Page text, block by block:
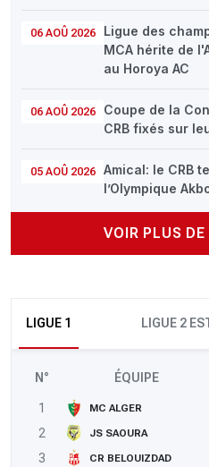
06 AOÛ 2026
Ligue des
MCA hérite de
au Horoya AC
06 AOÛ 2026
Coupe de la
CRB fixés sur
05 AOÛ 2026
Amical: le CRB
l’Olympique
VOIR PLUS
LIGUE 1 LIGUE 2
N° ÉQUIPE
1 MC ALGER
2
JS SAOURA
3
CR BELOUIZDAD